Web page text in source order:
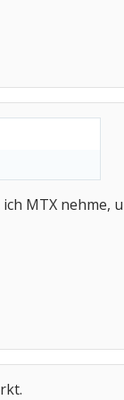
MTX nehme,